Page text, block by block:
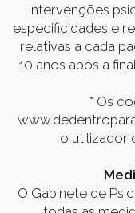
intervenções
especificidades e
relativas a cada
10 anos após a
* Os
o utilizador
O Gabinete de